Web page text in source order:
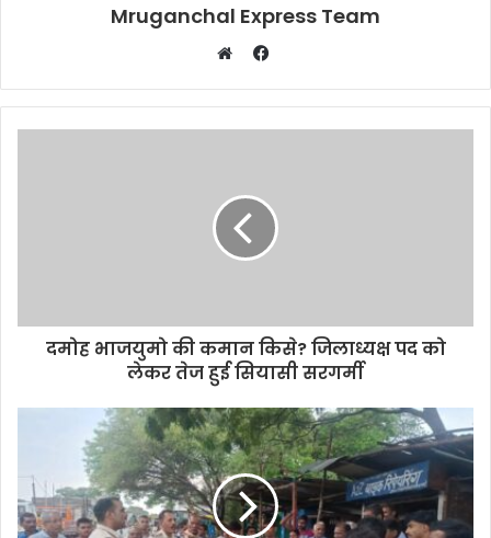
Mruganchal Express Team
Facebook
दमोह भाजयुमो की कमान किसे? जिलाध्यक्ष पद को
लेकर तेज हुई सियासी सरगर्मी